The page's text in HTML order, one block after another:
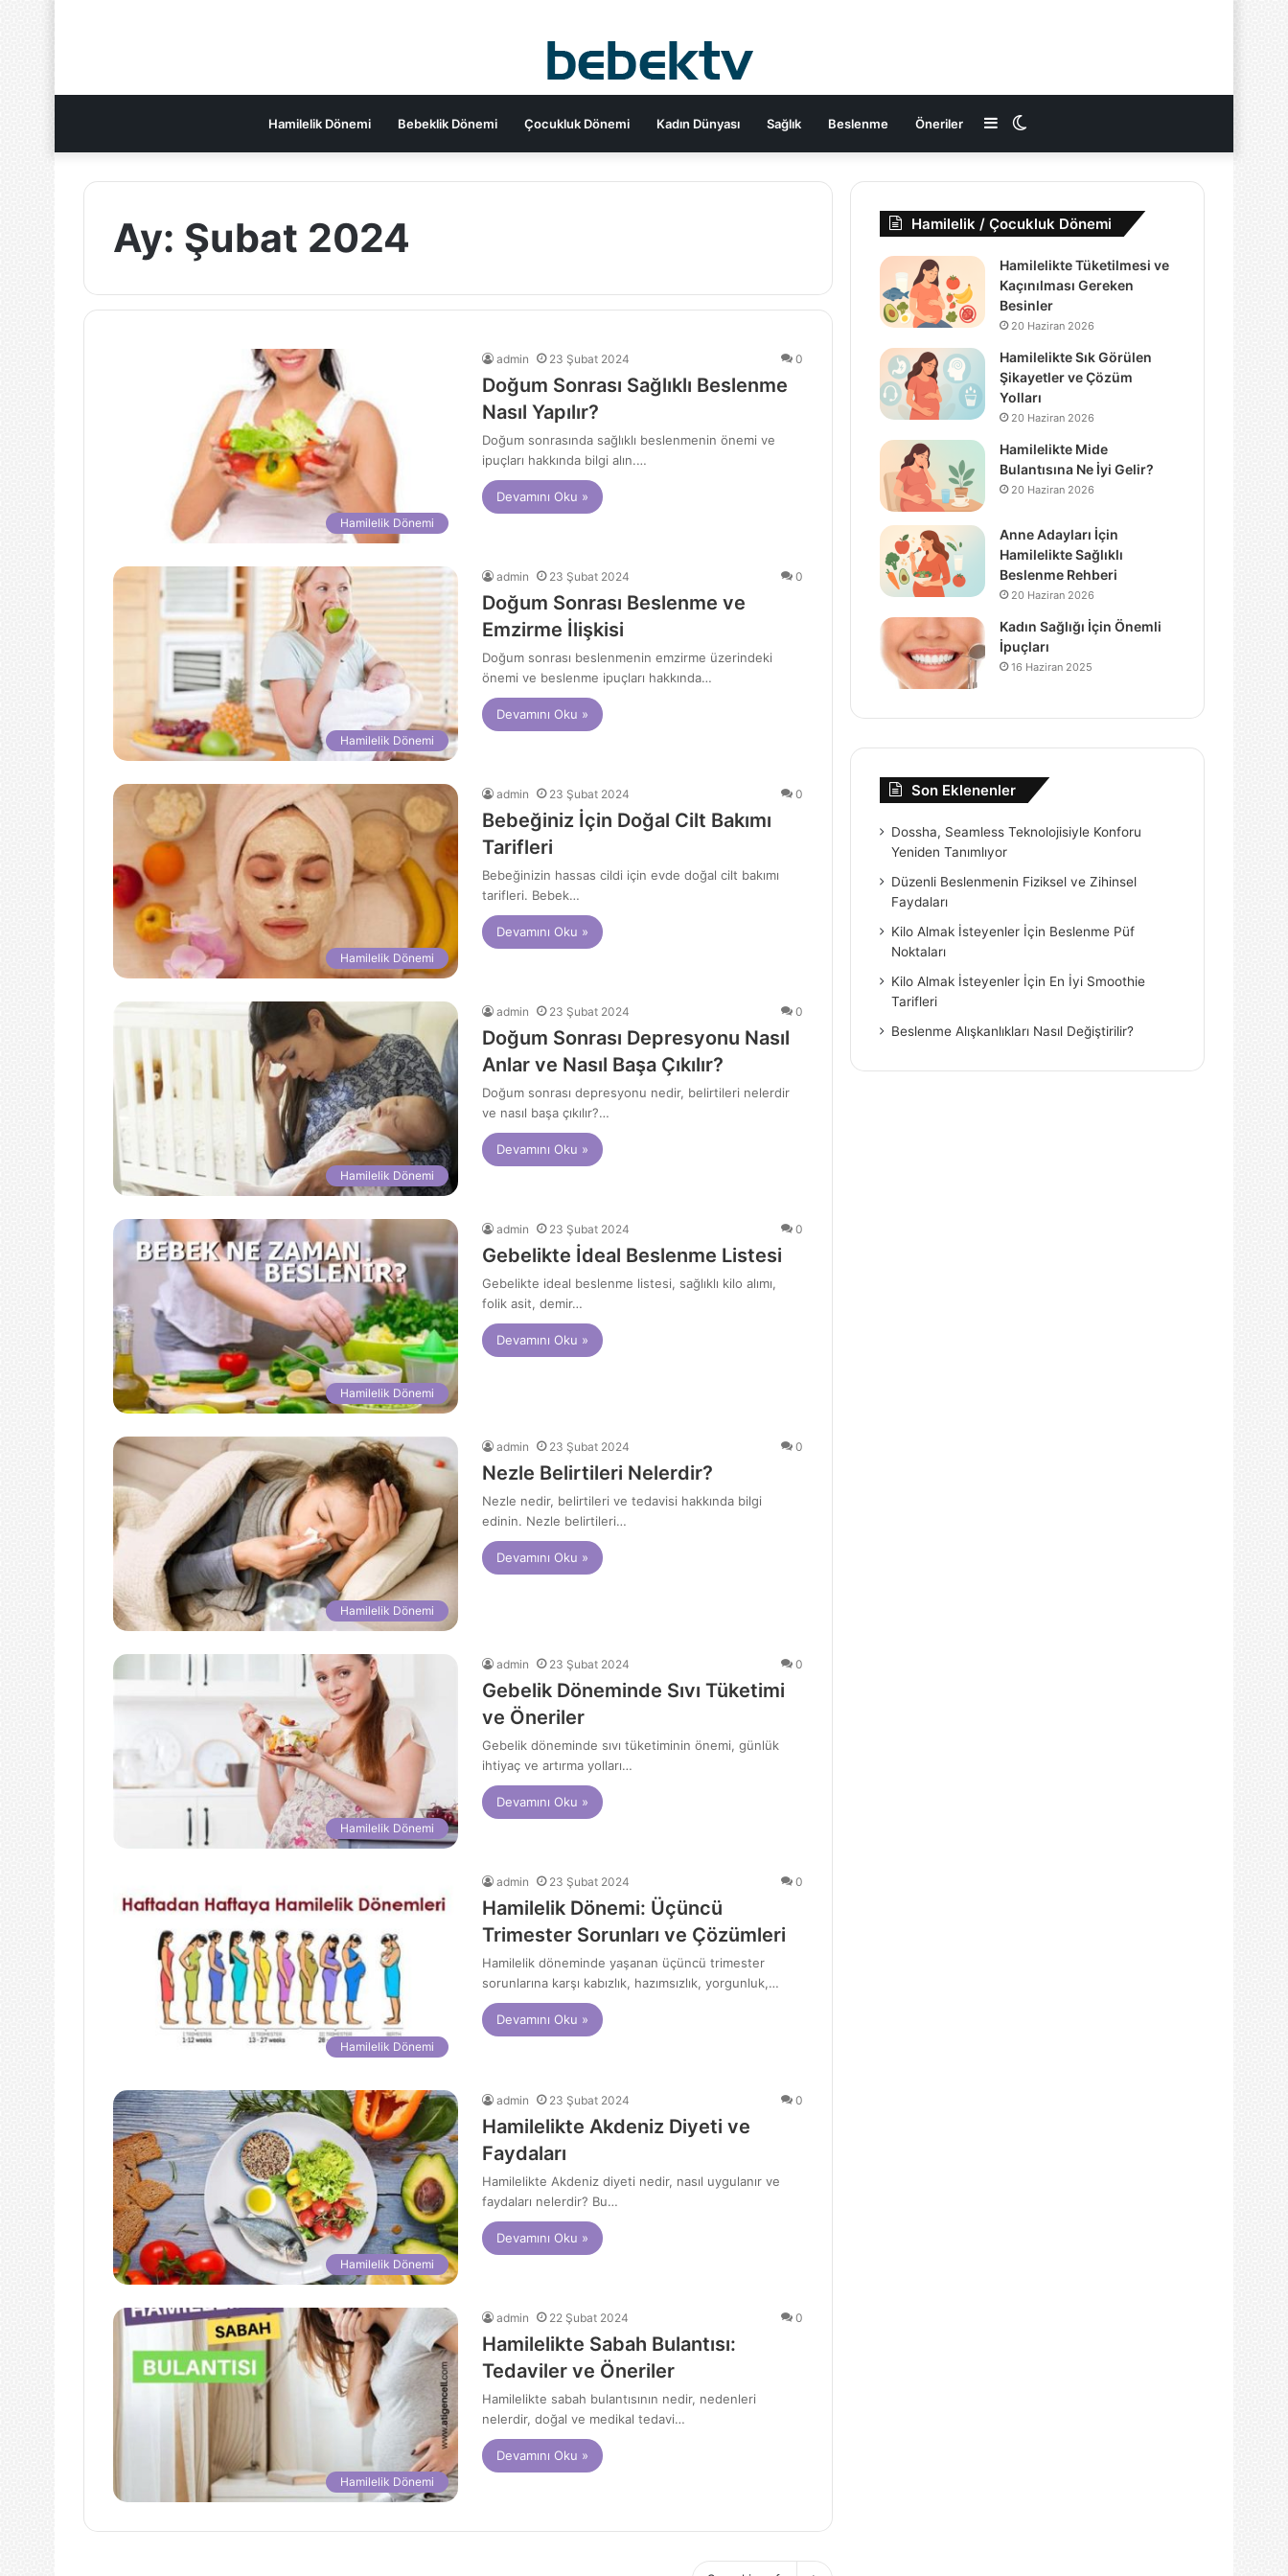
Hamilelik Dönemi Bebeklik Dönemi Çocukluk Dönemi Kadın Dünyası Sağlık Beslenme Öneriler Dış
görünümü
değiştir
Kenar
Bölmesi
Ay: Şubat 2024
Hamilelik Dönemi
admin 23 Şubat 2024 0
Doğum Sonrası Sağlıklı Beslenme
Nasıl Yapılır?
Doğum sonrasında sağlıklı beslenmenin önemi ve
ipuçları hakkında bilgi alın.…
Devamını Oku »
Hamilelik Dönemi
admin 23 Şubat 2024 0
Doğum Sonrası Beslenme ve
Emzirme İlişkisi
Doğum sonrası beslenmenin emzirme üzerindeki
önemi ve beslenme ipuçları hakkında…
Devamını Oku »
Hamilelik Dönemi
admin 23 Şubat 2024 0
Bebeğiniz İçin Doğal Cilt Bakımı
Tarifleri
Bebeğinizin hassas cildi için evde doğal cilt bakımı
tarifleri. Bebek…
Devamını Oku »
Hamilelik Dönemi
admin 23 Şubat 2024 0
Doğum Sonrası Depresyonu Nasıl
Anlar ve Nasıl Başa Çıkılır?
Doğum sonrası depresyonu nedir, belirtileri nelerdir
ve nasıl başa çıkılır?…
Devamını Oku »
Hamilelik Dönemi
admin 23 Şubat 2024 0
Gebelikte İdeal Beslenme Listesi
Gebelikte ideal beslenme listesi, sağlıklı kilo alımı,
folik asit, demir…
Devamını Oku »
Hamilelik Dönemi
admin 23 Şubat 2024 0
Nezle Belirtileri Nelerdir?
Nezle nedir, belirtileri ve tedavisi hakkında bilgi
edinin. Nezle belirtileri…
Devamını Oku »
Hamilelik Dönemi
admin 23 Şubat 2024 0
Gebelik Döneminde Sıvı Tüketimi
ve Öneriler
Gebelik döneminde sıvı tüketiminin önemi, günlük
ihtiyaç ve artırma yolları…
Devamını Oku »
Hamilelik Dönemi
admin 23 Şubat 2024 0
Hamilelik Dönemi: Üçüncü
Trimester Sorunları ve Çözümleri
Hamilelik döneminde yaşanan üçüncü trimester
sorunlarına karşı kabızlık, hazımsızlık, yorgunluk,…
Devamını Oku »
Hamilelik Dönemi
admin 23 Şubat 2024 0
Hamilelikte Akdeniz Diyeti ve
Faydaları
Hamilelikte Akdeniz diyeti nedir, nasıl uygulanır ve
faydaları nelerdir? Bu…
Devamını Oku »
Hamilelik Dönemi
admin 22 Şubat 2024 0
Hamilelikte Sabah Bulantısı:
Tedaviler ve Öneriler
Hamilelikte sabah bulantısının nedir, nedenleri
nelerdir, doğal ve medikal tedavi…
Devamını Oku »
Hamilelik / Çocukluk Dönemi
Hamilelikte Tüketilmesi ve
Kaçınılması Gereken
Besinler
20 Haziran 2026
Hamilelikte Sık Görülen
Şikayetler ve Çözüm
Yolları
20 Haziran 2026
Hamilelikte Mide
Bulantısına Ne İyi Gelir?
20 Haziran 2026
Anne Adayları İçin
Hamilelikte Sağlıklı
Beslenme Rehberi
20 Haziran 2026
Kadın Sağlığı İçin Önemli
İpuçları
16 Haziran 2025
Son Eklenenler
Dossha, Seamless Teknolojisiyle Konforu
Yeniden Tanımlıyor
Düzenli Beslenmenin Fiziksel ve Zihinsel
Faydaları
Kilo Almak İsteyenler İçin Beslenme Püf
Noktaları
Kilo Almak İsteyenler İçin En İyi Smoothie
Tarifleri
Beslenme Alışkanlıkları Nasıl Değiştirilir?